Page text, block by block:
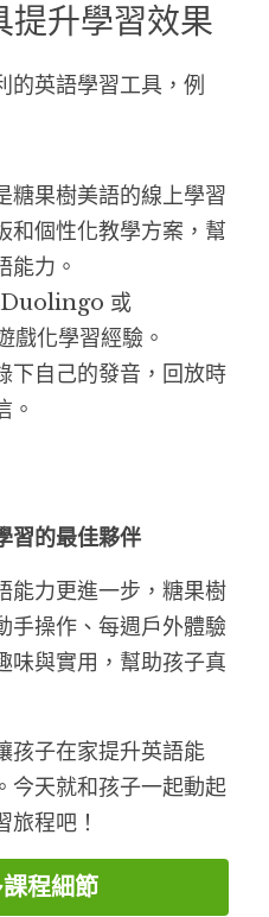
提升學習效果
的英語學習工具，例
糖果樹美語的線上學習
和個性化教學方案，幫
能力。
Duolingo 或
化學習經驗。
下自己的發音，回放時
。
習的最佳夥伴
能力更進一步，糖果樹
手操作、每週戶外體驗
味與實用，幫助孩子真
孩子在家提升英語能
今天就和孩子一起動起
旅程吧！
程細節